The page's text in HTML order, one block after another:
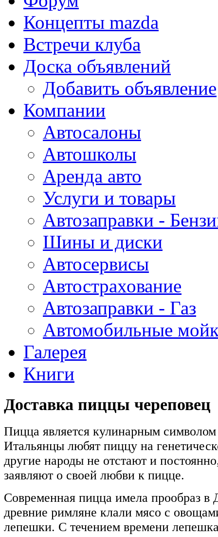
Концепты mazda
Встречи клуба
Доска объявлений
Добавить объявление
Компании
Автосалоны
Автошколы
Аренда авто
Услуги и товары
Автозаправки -
Шины и диски
Автосервисы
Автострахование
Автозаправки - Газ
Автомобильные
Галерея
Книги
Доставка пиццы череповец
Пицца является кулинарным
Итальянцы любят пиццу на
другие народы не отстают и
заявляют о своей любви к пицце.
Современная пицца имела прообраз
древние римляне клали мясо с
лепешки. С течением времени